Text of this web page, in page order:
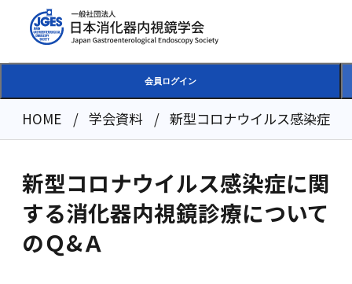
会員ログイン
HOME 学会資料 新型コロナウイルス感染症に
新型コロナウイルス感染症に関
する消化器内視鏡診療について
のＱ&Ａ